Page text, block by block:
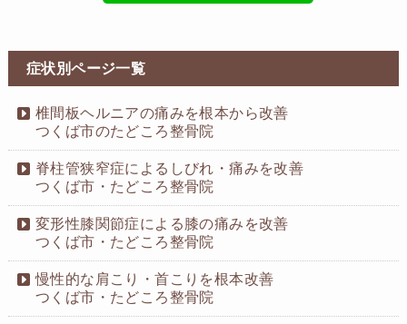
症状別ページ一覧
椎間板ヘルニアの痛みを根本から改善
つくば市のたどころ整骨院
脊柱管狭窄症によるしびれ・痛みを改善
つくば市・たどころ整骨院
変形性膝関節症による膝の痛みを改善
つくば市・たどころ整骨院
慢性的な肩こり・首こりを根本改善
つくば市・たどころ整骨院